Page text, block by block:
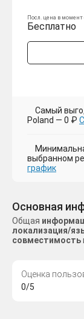
Посл. цена в момент
Бесплатно
Самый
Poland — 0 ₽
выбранном
график
Основная
Общая
локализация/
совместимость
Оценка
0/5